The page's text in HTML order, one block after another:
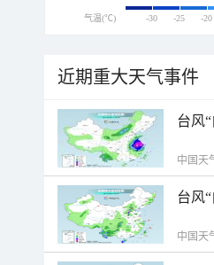
气温(℃) -30 -25 -20
近期重大天气事件
台风
中国天
台风
中国天